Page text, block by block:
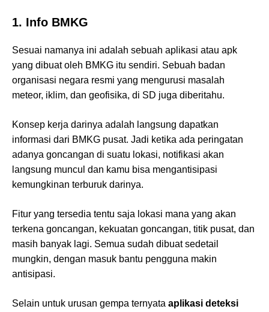
1. Info BMKG
Sesuai namanya ini adalah sebuah aplikasi atau apk
yang dibuat oleh BMKG itu sendiri. Sebuah badan
organisasi negara resmi yang mengurusi masalah
meteor, iklim, dan geofisika, di SD juga diberitahu.
Konsep kerja darinya adalah langsung dapatkan
informasi dari BMKG pusat. Jadi ketika ada peringatan
adanya goncangan di suatu lokasi, notifikasi akan
langsung muncul dan kamu bisa mengantisipasi
kemungkinan terburuk darinya.
Fitur yang tersedia tentu saja lokasi mana yang akan
terkena goncangan, kekuatan goncangan, titik pusat, dan
masih banyak lagi. Semua sudah dibuat sedetail
mungkin, dengan masuk bantu pengguna makin
antisipasi.
Selain untuk urusan gempa ternyata aplikasi deteksi